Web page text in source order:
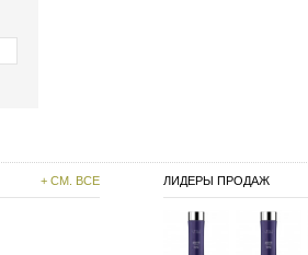
+ СМ. ВСЕ ЛИДЕРЫ ПРОДАЖ